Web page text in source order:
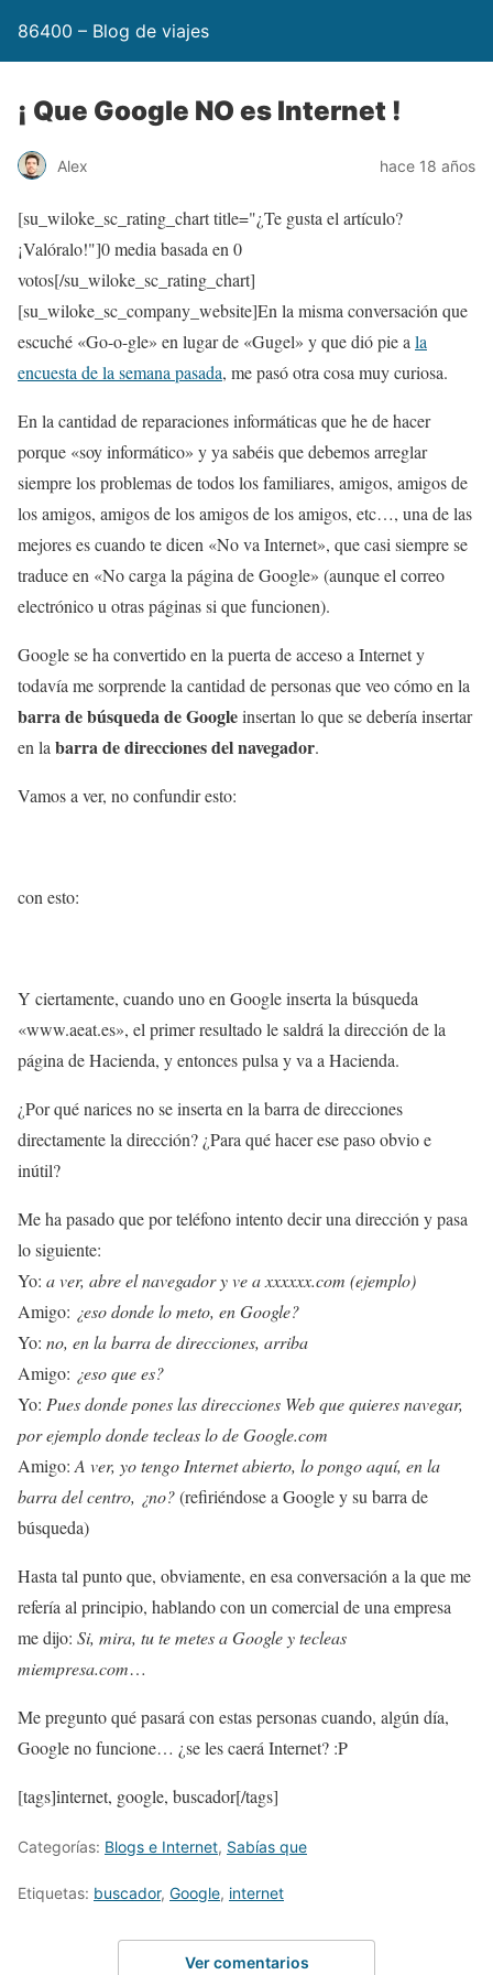
86400 – Blog de viajes
¡ Que Google NO es Internet !
Alex hace 18 años
[su_wiloke_sc_rating_chart title="¿Te gusta el artículo?
¡Valóralo!"]0media basada en 0
votos[/su_wiloke_sc_rating_chart]
[su_wiloke_sc_company_website]En la misma conversación que
escuché «Go-o-gle» en lugar de «Gugel» y que dió pie a la
encuesta de la semana pasada, me pasó otra cosa muy curiosa.
En la cantidad de reparaciones informáticas que he de hacer
porque «soy informático» y ya sabéis que debemos arreglar
siempre los problemas de todos los familiares, amigos, amigos de
los amigos, amigos de los amigos de los amigos, etc…, una de las
mejores es cuando te dicen «No va Internet», que casi siempre se
traduce en «No carga la página de Google» (aunque el correo
electrónico u otras páginas si que funcionen).
Google se ha convertido en la puerta de acceso a Internet y
todavía me sorprende la cantidad de personas que veo cómo en la
barra de búsqueda de Googleinsertan lo que se debería insertar
en la barra de direcciones del navegador.
Vamos a ver, no confundir esto:
con esto:
Y ciertamente, cuando uno en Google inserta la búsqueda
«www.aeat.es», el primer resultado le saldrá la dirección de la
página de Hacienda, y entonces pulsa y va a Hacienda.
¿Por qué narices no se inserta en la barra de direcciones
directamente la dirección? ¿Para qué hacer ese paso obvio e
inútil?
Me ha pasado que por teléfono intento decir una dirección y pasa
lo siguiente:
Yo: a ver, abre el navegador y ve a xxxxxx.com (ejemplo)
Amigo: ¿eso donde lo meto, en Google?
Yo: no, en la barra de direcciones, arriba
Amigo: ¿eso que es?
Yo: Pues donde pones las direcciones Web que quieres navegar,
por ejemplo donde tecleas lo de Google.com
Amigo: A ver, yo tengo Internet abierto, lo pongo aquí, en la
barra del centro, ¿no?(refiriéndose a Google y su barra de
búsqueda)
Hasta tal punto que, obviamente, en esa conversación a la que me
refería al principio, hablando con un comercial de una empresa
me dijo: Si, mira, tu te metes a Google y tecleas
miempresa.com…
Me pregunto qué pasará con estas personas cuando, algún día,
Google no funcione… ¿se les caerá Internet? :P
[tags]internet, google, buscador[/tags]
Categorías: Blogs e Internet, Sabías que
Etiquetas: buscador, Google, internet
Ver comentarios